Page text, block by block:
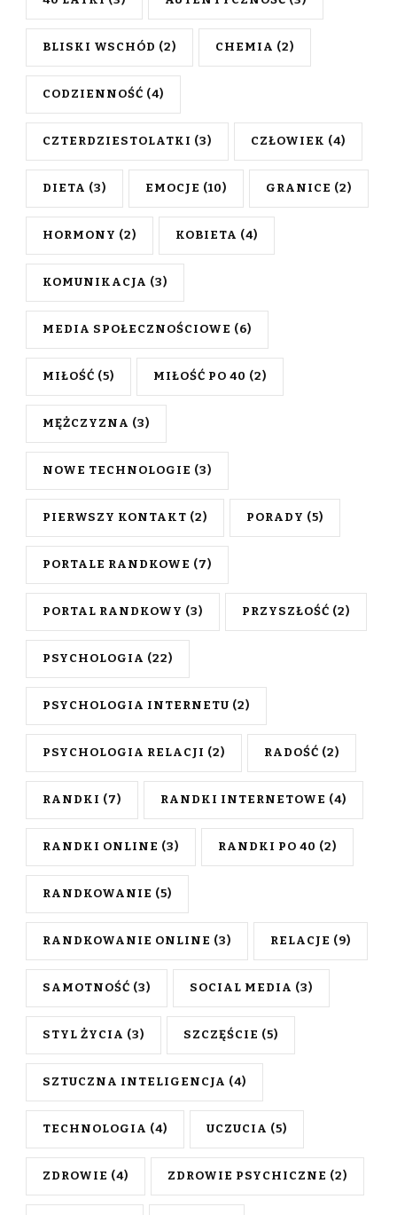
BLISKI WSCHÓD (2) CHEMIA (2)
CODZIENNOŚĆ (4)
CZTERDZIESTOLATKI (3) CZŁOWIEK (4)
DIETA (3) EMOCJE (10) GRANICE (2)
HORMONY (2) KOBIETA (4)
KOMUNIKACJA (3)
MEDIA SPOŁECZNOŚCIOWE (6)
MIŁOŚĆ (5) MIŁOŚĆ PO 40 (2)
MĘŻCZYZNA (3)
NOWE TECHNOLOGIE (3)
PIERWSZY KONTAKT (2) PORADY (5)
PORTALE RANDKOWE (7)
PORTAL RANDKOWY (3) PRZYSZŁOŚĆ (2)
PSYCHOLOGIA (22)
PSYCHOLOGIA INTERNETU (2)
PSYCHOLOGIA RELACJI (2) RADOŚĆ (2)
RANDKI (7) RANDKI INTERNETOWE (4)
RANDKI ONLINE (3) RANDKI PO 40 (2)
RANDKOWANIE (5)
RANDKOWANIE ONLINE (3) RELACJE (9)
SAMOTNOŚĆ (3) SOCIAL MEDIA (3)
STYL ŻYCIA (3) SZCZĘŚCIE (5)
SZTUCZNA INTELIGENCJA (4)
TECHNOLOGIA (4) UCZUCIA (5)
ZDROWIE (4) ZDROWIE PSYCHICZNE (2)